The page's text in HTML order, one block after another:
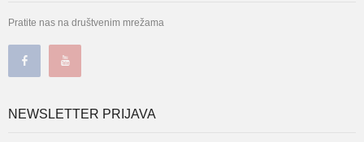
Pratite nas na društvenim mrežama
NEWSLETTER PRIJAVA